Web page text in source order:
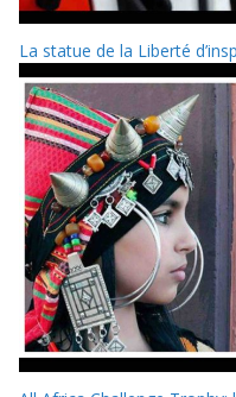
La statue de la Liberté